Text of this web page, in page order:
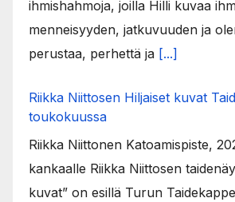
ihmishahmoja, joilla Hilli kuvaa
menneisyyden, jatkuvuuden ja
perustaa, perhettä ja [...]
Riikka Niittosen Hiljaiset kuvat
toukokuussa
Riikka Niittonen Katoamispiste,
kankaalle Riikka Niittosen
kuvat” on esillä Turun